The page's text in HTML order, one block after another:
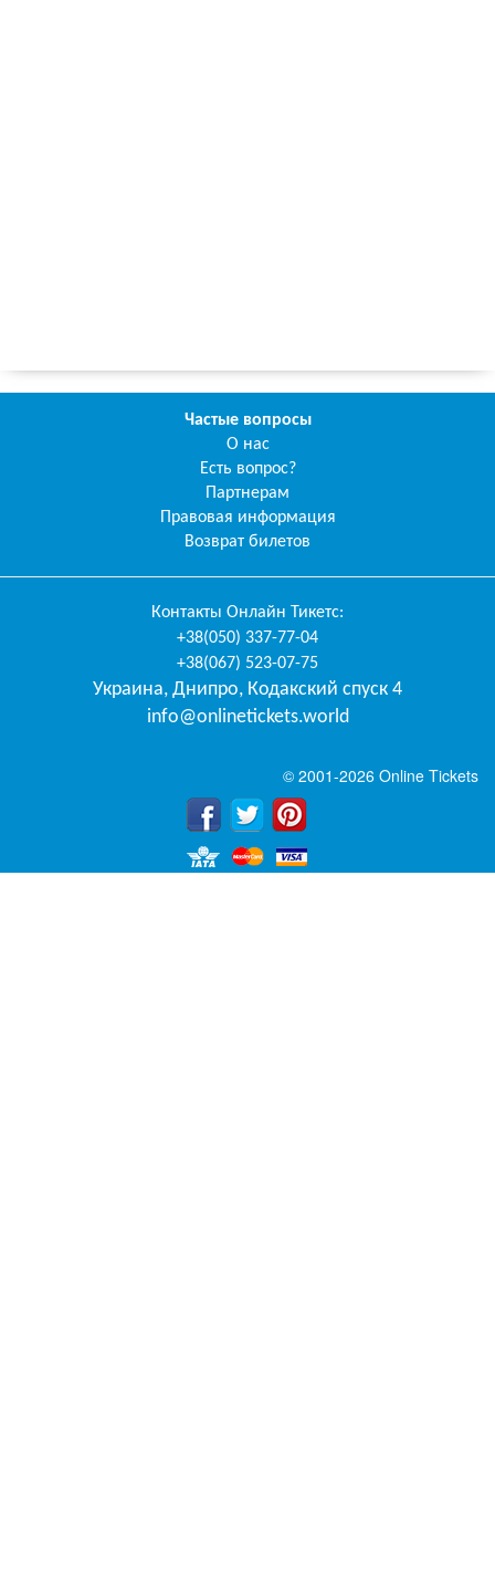
Частые вопросы
О нас
Есть вопрос?
Партнерам
Правовая информация
Возврат билетов
Контакты Онлайн Тикетс:
+38(050) 337-77-04
+38(067) 523-07-75
Украина, Днипро, Кодакский спуск 4
info@onlinetickets.world
© 2001-2026 Online Tickets